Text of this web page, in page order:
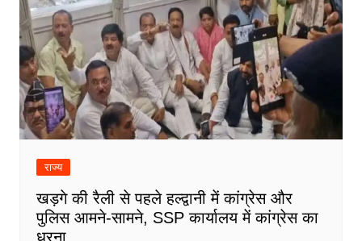
राज्य
खड़गे की रैली से पहले हल्द्वानी में कांग्रेस और
पुलिस आमने-सामने, SSP कार्यालय में कांग्रेस का
धरना